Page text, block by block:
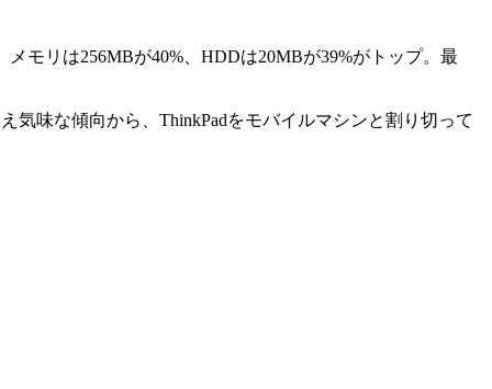
モリは256MBが40%、HDDは20MBが39%がトップ。最
味な傾向から、ThinkPadをモバイルマシンと割り切って